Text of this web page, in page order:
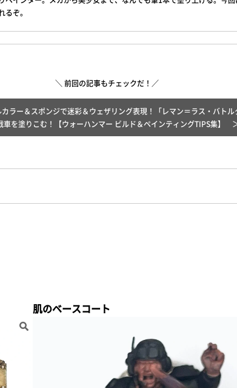
ぞ。
＼ 前回の記事もチェックだ！／
ラー＆スポンジで迷彩＆ウェザリング表現！「レマン＝ラス・バトル
車を塗りこむ！【ウォーハンマー ビルド＆ペインティングTIPS集】
肌のベースコート